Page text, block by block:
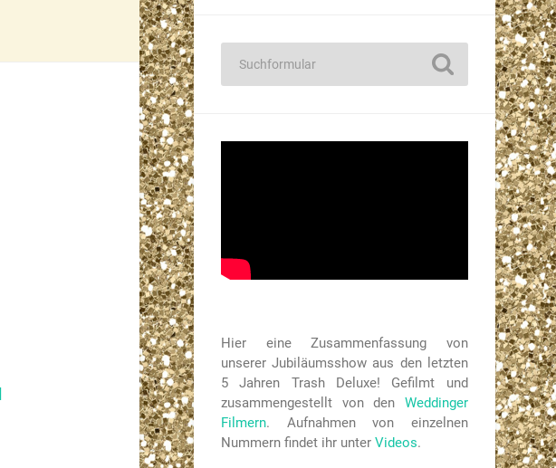
Hier eine Zusammenfassung von
unserer Jubiläumsshow aus den letzten
5 Jahren Trash Deluxe! Gefilmt und
zusammengestellt von den Weddinger
Filmern. Aufnahmen von einzelnen
Nummern findet ihr unterVideos.